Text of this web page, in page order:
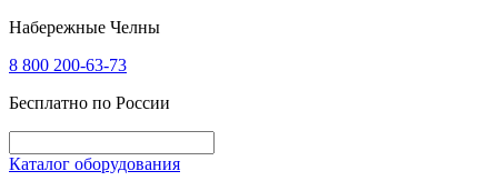
Набережные Челны
8 800 200-63-73
Бесплатно по России
Каталог оборудования